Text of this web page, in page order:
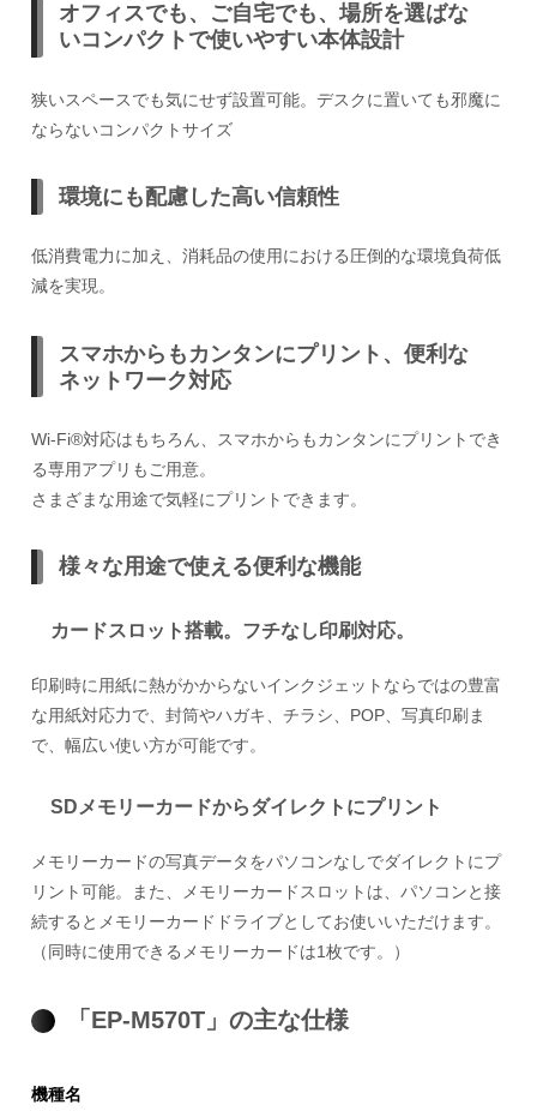
オフィスでも、ご自宅でも、場所を選ばな
いコンパクトで使いやすい本体設計
狭いスペースでも気にせず設置可能。デスクに置いても邪魔に
ならないコンパクトサイズ
環境にも配慮した高い信頼性
低消費電力に加え、消耗品の使用における圧倒的な環境負荷低
減を実現。
スマホからもカンタンにプリント、便利な
ネットワーク対応
Wi-Fi®対応はもちろん、スマホからもカンタンにプリントでき
る専用アプリもご用意。
さまざまな用途で気軽にプリントできます。
様々な用途で使える便利な機能
カードスロット搭載。フチなし印刷対応。
印刷時に用紙に熱がかからないインクジェットならではの豊富
な用紙対応力で、封筒やハガキ、チラシ、POP、写真印刷ま
で、幅広い使い方が可能です。
SDメモリーカードからダイレクトにプリント
メモリーカードの写真データをパソコンなしでダイレクトにプ
リント可能。また、メモリーカードスロットは、パソコンと接
続するとメモリーカードドライブとしてお使いいただけます。
（同時に使用できるメモリーカードは1枚です。）
「EP-M570T」の主な仕様
機種名